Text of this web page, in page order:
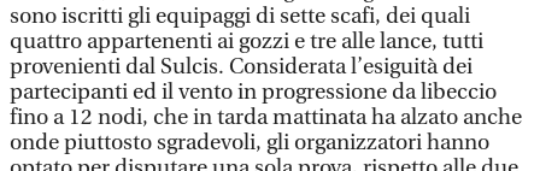
sono iscritti gli equipaggi di sette scafi, dei quali
quattro appartenenti ai gozzi e tre alle lance, tutti
provenienti dal Sulcis. Considerata l’esiguità dei
partecipanti ed il vento in progressione da libeccio
fino a 12 nodi, che in tarda mattinata ha alzato anche
onde piuttosto sgradevoli, gli organizzatori hanno